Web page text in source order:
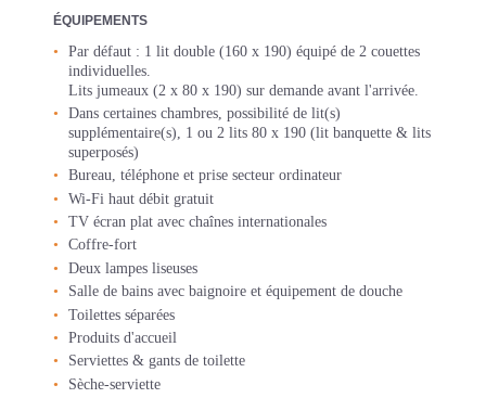
ÉQUIPEMENTS
Par défaut : 1 lit double (160 x 190) équipé de 2 couettes
individuelles.
Lits jumeaux (2 x 80 x 190) sur demande avant l'arrivée.
Dans certaines chambres, possibilité de lit(s)
supplémentaire(s), 1 ou 2 lits 80 x 190 (lit banquette & lits
superposés)
Bureau, téléphone et prise secteur ordinateur
Wi-Fi haut débit gratuit
TV écran plat avec chaînes internationales
Coffre-fort
Deux lampes liseuses
Salle de bains avec baignoire et équipement de douche
Toilettes séparées
Produits d'accueil
Serviettes & gants de toilette
Sèche-serviette